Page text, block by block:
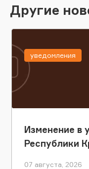
Другие
Изменение в
Республики
07 августа, 2026
уведомления